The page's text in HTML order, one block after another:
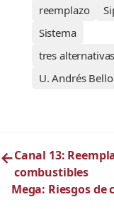
reemplazo
Sistema
tres alternativas
U. Andrés Bello
←Canal 13:
combustibles
Mega: Riesgos de